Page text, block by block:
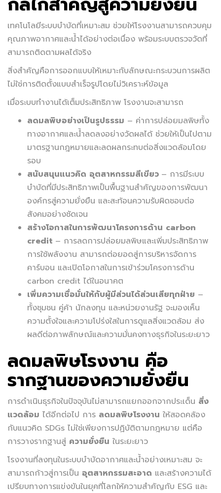
เทคโนโลยีระบบบำบัดที่เหมาะสม ช่วยให้โรงงานสามารถควบคุม
คุณภาพอากาศและน้ำได้อย่างต่อเนื่อง พร้อมระบบตรวจวัดที่
สามารถติดตามผลได้จริง
สิ่งสำคัญคือการออกแบบให้เหมาะกับลักษณะกระบวนการผลิต
ไม่ใช่การติดตั้งแบบสำเร็จรูปโดยไม่วิเคราะห์ข้อมูล
เมื่อระบบทำงานได้เต็มประสิทธิภาพ โรงงานจะสามารถ
ลดมลพิษอย่างเป็นรูปธรรม – ค่าการปล่อยมลพิษทั้ง
ทางอากาศและน้ำลดลงอย่างวัดผลได้ ช่วยให้เป็นไปตาม
มาตรฐานกฎหมายและลดผลกระทบต่อสิ่งแวดล้อมโดย
รอบ
สนับสนุนแนวคิด อุตสาหกรรมสีเขียว – การมีระบบ
บำบัดที่มีประสิทธิภาพเป็นพื้นฐานสำคัญของการพัฒนา
องค์กรสู่ความยั่งยืน และสะท้อนความรับผิดชอบต่อ
สังคมอย่างชัดเจน
สร้างโอกาสในการพัฒนาโครงการด้าน carbon
credit – การลดการปล่อยมลพิษและเพิ่มประสิทธิภาพ
การใช้พลังงาน สามารถต่อยอดสู่การบริหารจัดการ
คาร์บอน และเปิดโอกาสในการเข้าร่วมโครงการด้าน
carbon credit ได้ในอนาคต
เพิ่มความเชื่อมั่นให้กับผู้มีส่วนได้ส่วนเสียทุกฝ่าย –
ทั้งชุมชน คู่ค้า นักลงทุน และหน่วยงานรัฐ จะมองเห็น
ความตั้งใจและความโปร่งใสในการดูแลสิ่งแวดล้อม ส่ง
ผลดีต่อภาพลักษณ์และความมั่นคงทางธุรกิจในระยะยาว
ลดมลพิษโรงงาน คือ
รากฐานของความยั่งยืน
การดำเนินธุรกิจในปัจจุบันไม่สามารถแยกออกจากประเด็น สิ่ง
แวดล้อม ได้อีกต่อไป การ ลดมลพิษโรงงาน ให้สอดคล้อง
กับแนวคิด SDGs ไม่ใช่เพียงการปฏิบัติตามกฎหมาย แต่คือ
การวางรากฐานสู่ ความยั่งยืน ในระยะยาว
โรงงานที่ลงทุนในระบบบำบัดอากาศและน้ำอย่างเหมาะสม จะ
สามารถก้าวสู่การเป็น อุตสาหกรรมสะอาด และสร้างความได้
เปรียบทางการแข่งขันในยุคที่โลกให้ความสำคัญกับ ESG และ